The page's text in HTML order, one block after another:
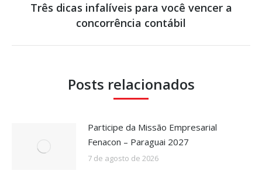
Próximo
post:
Três dicas infalíveis para você vencer a
concorrência contábil
Posts relacionados
Participe da Missão Empresarial
Fenacon – Paraguai 2027
7 de agosto de 2026